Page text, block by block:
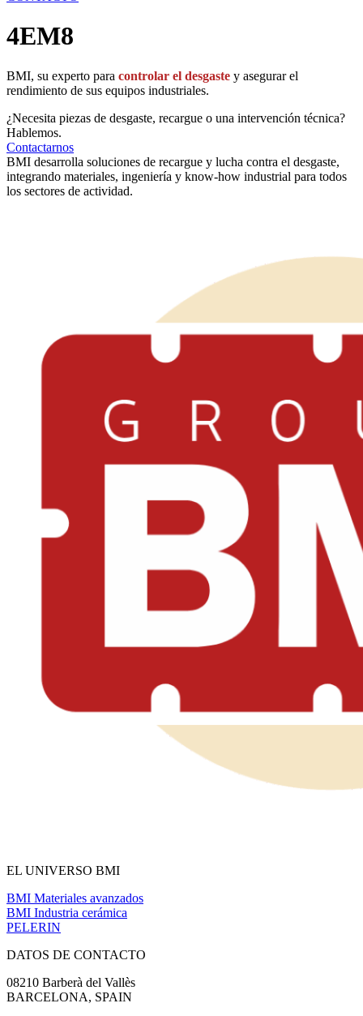
4EM8
BMI, su experto para controlar el desgaste y asegurar el
rendimiento de sus equipos industriales.
¿Necesita piezas de desgaste, recargue o una intervención técnica?
Hablemos.
Contactarnos
BMI desarrolla soluciones de recargue y lucha contra el desgaste,
integrando materiales, ingeniería y know-how industrial para todos
los sectores de actividad.
EL UNIVERSO BMI
BMI Materiales avanzados
BMI Industria cerámica
PELERIN
DATOS DE CONTACTO
08210 Barberà del Vallès
BARCELONA, SPAIN